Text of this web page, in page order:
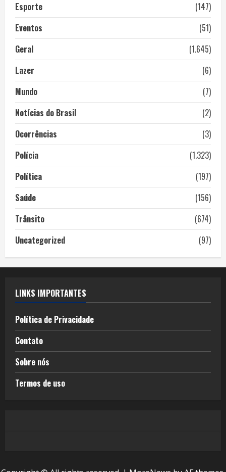
Esporte
(147)
Eventos
(51)
Geral
(1.645)
Lazer
(6)
Mundo
(7)
Notícias do Brasil
(2)
Ocorrências
(3)
Polícia
(1.323)
Política
(197)
Saúde
(156)
Trânsito
(674)
Uncategorized
(97)
LINKS IMPORTANTES
Política de Privacidade
Contato
Sobre nós
Termos de uso